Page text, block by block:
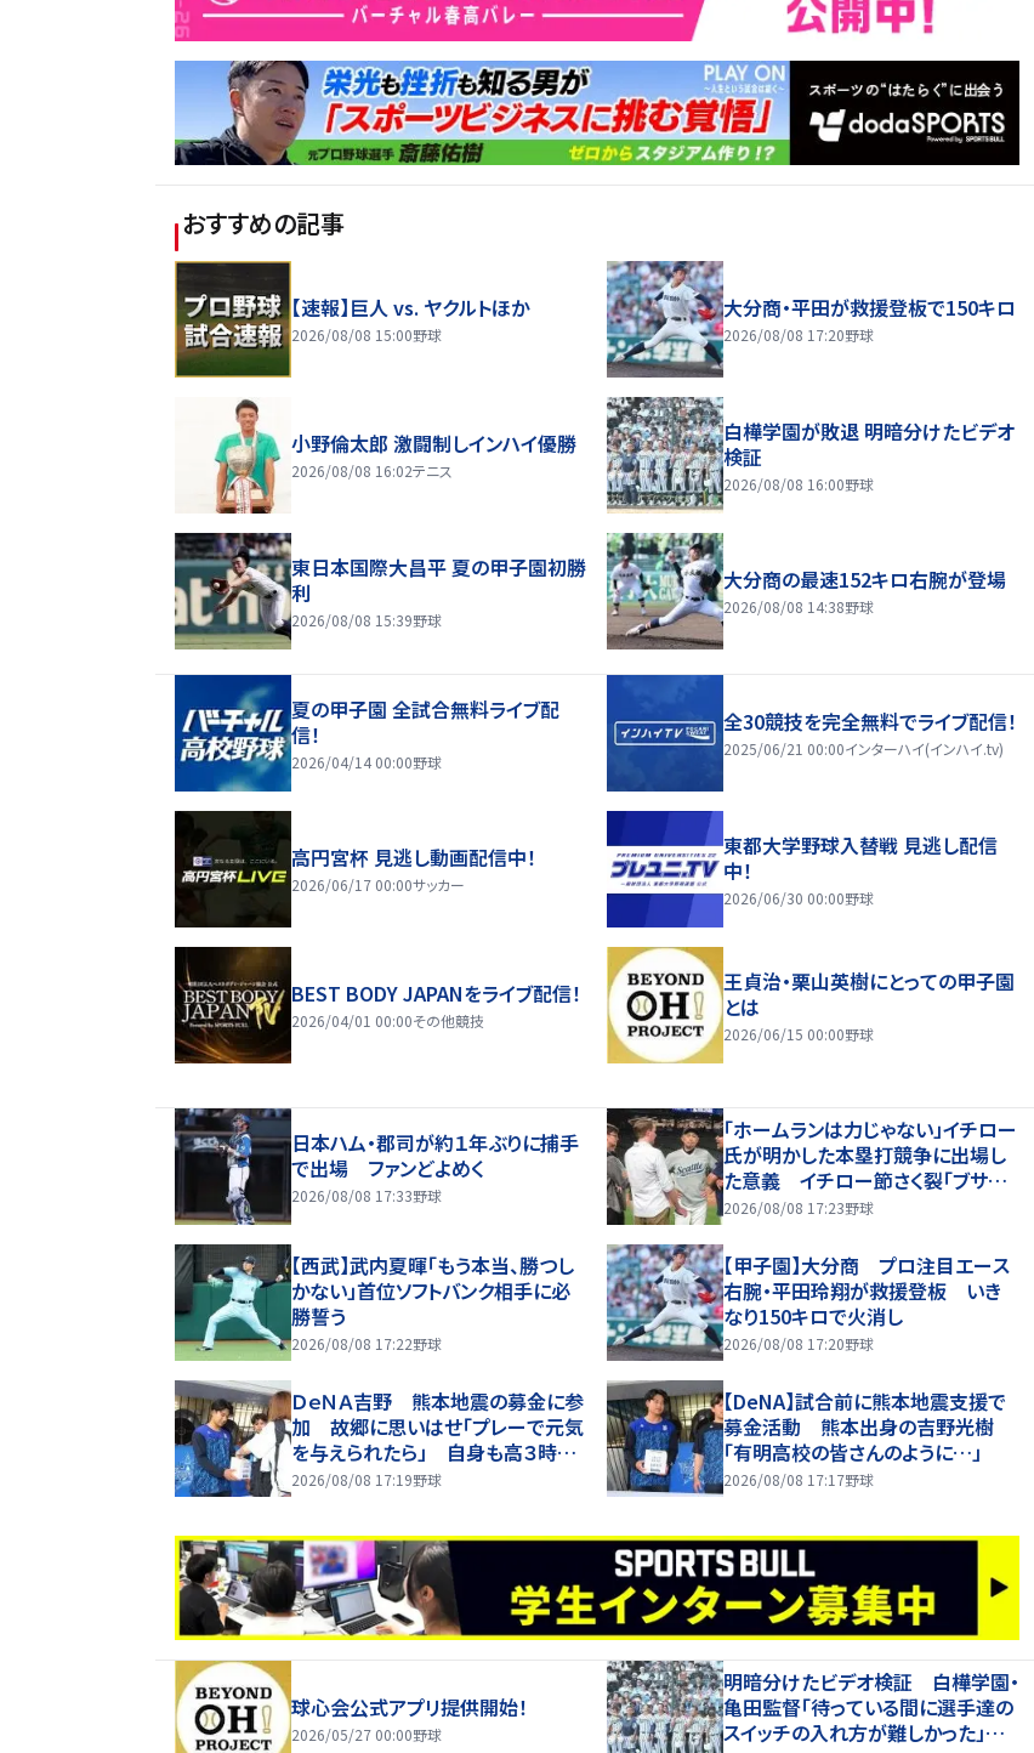
おすすめの記事
【速報】巨人 vs. ヤクルトほか
2026/08/08 15:00野球
大分商・平田が救援登板で150キロ
2026/08/08 17:20野球
小野倫太郎 激闘制しインハイ優勝
2026/08/08 16:02テニス
白樺学園が敗退 明暗分けたビデオ
検証
2026/08/08 16:00野球
東日本国際大昌平 夏の甲子園初勝
利
2026/08/08 15:39野球
大分商の最速152キロ右腕が登場
2026/08/08 14:38野球
夏の甲子園 全試合無料ライブ配
信！
2026/04/14 00:00野球
全30競技を完全無料でライブ配信！
2025/06/21 00:00インターハイ(インハイ.tv)
高円宮杯 見逃し動画配信中！
2026/06/17 00:00サッカー
東都大学野球入替戦 見逃し配信
中！
2026/06/30 00:00野球
BEST BODY JAPANをライブ配信！
2026/04/01 00:00その他競技
王貞治・栗山英樹にとっての甲子園
とは
2026/06/15 00:00野球
日本ハム・郡司が約１年ぶりに捕手
で出場 ファンどよめく
2026/08/08 17:33野球
「ホームランは力じゃない」イチロー
氏が明かした本塁打競争に出場し
た意義 イチロー節さく裂「ブサイ
クなホームランじゃダメ」
2026/08/08 17:23野球
【西武】武内夏暉「もう本当、勝つし
かない」首位ソフトバンク相手に必
勝誓う
2026/08/08 17:22野球
【甲子園】大分商 プロ注目エース
右腕・平田玲翔が救援登板 いき
なり150キロで火消し
2026/08/08 17:20野球
ＤｅＮＡ吉野 熊本地震の募金に参
加 故郷に思いはせ「プレーで元気
を与えられたら」 自身も高３時の
１０年前に被災
2026/08/08 17:19野球
【DeNA】試合前に熊本地震支援で
募金活動 熊本出身の吉野光樹
「有明高校の皆さんのように…」
2026/08/08 17:17野球
球心会公式アプリ提供開始！
2026/05/27 00:00野球
明暗分けたビデオ検証 白樺学園・
亀田監督「待っている間に選手達の
スイッチの入れ方が難しかった」